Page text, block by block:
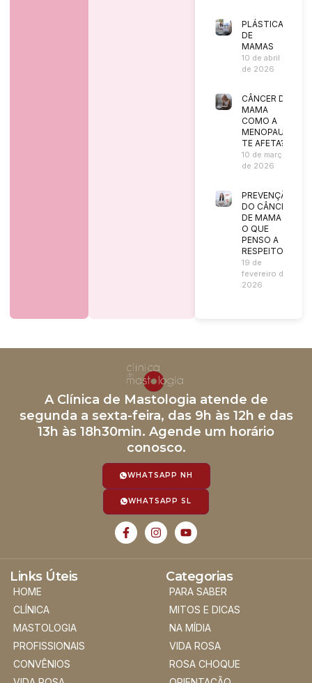
PLÁSTICA
DE
MAMAS
10 de abril
de 2026
CÂNCER DE
MAMA
COMO A
MENOPAUSA
TE AFETA?
10 de março
de 2026
PREVENÇÃO
DO CÂNCER
DE MAMA |
O QUE
PENSO A
RESPEITO?
19 de
fevereiro de
2026
A Clínica de Mastologia atende de
segunda a sexta-feira, das 9h às 12h e das
13h às 18h30min. Agende um horário
conosco.
WHATSAPP NH
WHATSAPP SL
Links Úteis
HOME
CLÍNICA
MASTOLOGIA
PROFISSIONAIS
CONVÊNIOS
Categorias
PARA SABER
MITOS E DICAS
NA MÍDIA
VIDA ROSA
ROSA CHOQUE